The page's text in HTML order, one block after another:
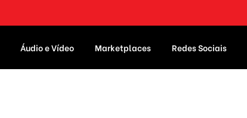
Áudio e Vídeo Marketplaces Redes Sociais